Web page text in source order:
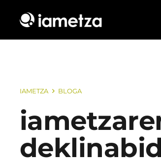
IAMETZA BLOGA